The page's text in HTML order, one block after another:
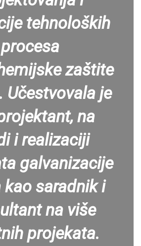
tehnoloških
procesa
zaštite
Učestvovala je
na
i realizaciji
galvanizacije
kao saradnik i
na više
projekata.